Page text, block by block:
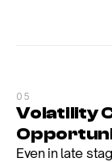
05
Volatility
Even in late